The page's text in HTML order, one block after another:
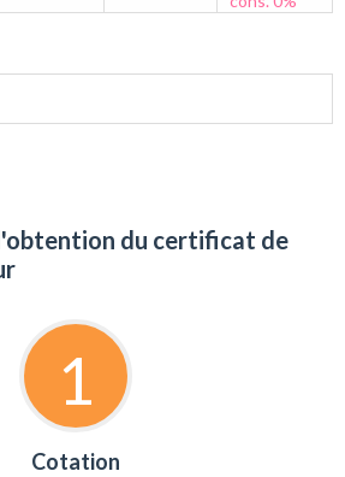
du certificat de
1
Cotation